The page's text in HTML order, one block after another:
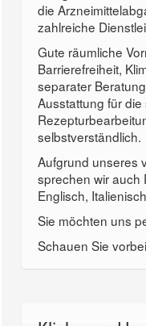
die
zahlreiche
Gute räumliche
Barrierefreiheit,
separater
Ausstattung für
selbstverständlich.
Aufgrund unseres
sprechen wir auch
Englisch,
Sie möchten uns
Schauen Sie